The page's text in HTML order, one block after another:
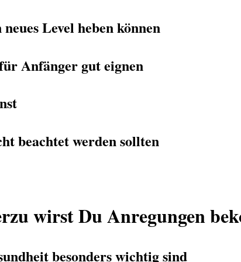
Level heben können
Anfänger gut eignen
beachtet werden sollten
wirst Du Anregungen
besonders wichtig sind